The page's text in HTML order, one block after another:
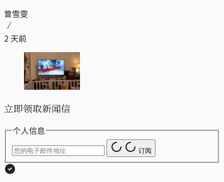
曾雪雯
2 天前
立即领取新闻信
个人信息
订阅